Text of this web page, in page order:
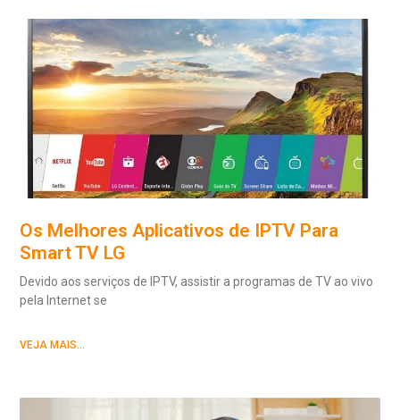
Os Melhores Aplicativos de IPTV Para
Smart TV LG
Devido aos serviços de IPTV, assistir a programas de TV ao vivo
pela Internet se
VEJA MAIS...